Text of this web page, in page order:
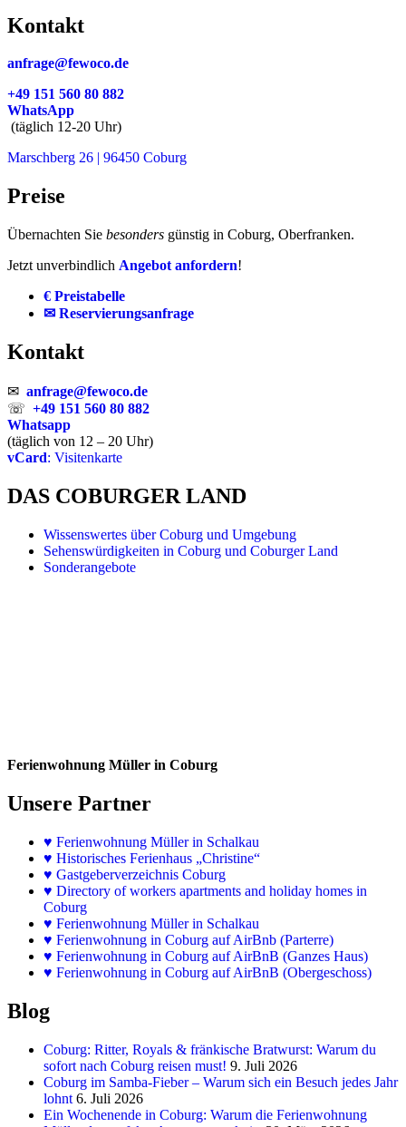
Kontakt
anfrage@fewoco.de
+49 151 560 80 882
WhatsApp
(täglich 12-20 Uhr)
Marschberg 26 | 96450 Coburg
Preise
Übernachten Sie besonders günstig in Coburg, Oberfranken.
Jetzt unverbindlich Angebot anfordern!
€ Preistabelle
✉ Reservierungsanfrage
Kontakt
✉ anfrage@fewoco.de
☏ +49 151 560 80 882
Whatsapp
(täglich von 12 – 20 Uhr)
vCard: Visitenkarte
DAS COBURGER LAND
Wissenswertes über Coburg und Umgebung
Sehenswürdigkeiten in Coburg und Coburger Land
Sonderangebote
Ferienwohnung Müller in Coburg
Unsere Partner
♥ Ferienwohnung Müller in Schalkau
♥ Historisches Ferienhaus „Christine“
♥ Gastgeberverzeichnis Coburg
♥ Directory of workers apartments and holiday homes in
Coburg
♥ Ferienwohnung Müller in Schalkau
♥ Ferienwohnung in Coburg auf AirBnb (Parterre)
♥ Ferienwohnung in Coburg auf AirBnB (Ganzes Haus)
♥ Ferienwohnung in Coburg auf AirBnB (Obergeschoss)
Blog
Coburg: Ritter, Royals & fränkische Bratwurst: Warum du
sofort nach Coburg reisen must! 9. Juli 2026
Coburg im Samba-Fieber – Warum sich ein Besuch jedes Jahr
lohnt 6. Juli 2026
Ein Wochenende in Coburg: Warum die Ferienwohnung